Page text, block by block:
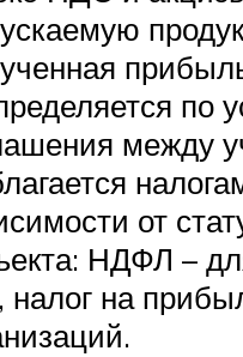
по
между
от
НДФЛ –
налог на